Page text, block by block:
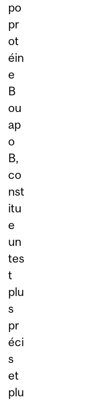
po
pr
ot
éin
e
B
ou
ap
o
B,
co
nst
itu
e
un
tes
t
plu
s
pr
éci
s
et
plu